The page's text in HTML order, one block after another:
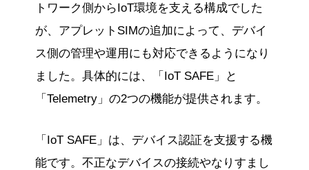
トワーク側からIoT環境を支える構成でした
が、アプレットSIMの追加によって、デバイ
ス側の管理や運用にも対応できるようになり
ました。具体的には、「IoT SAFE」と
「Telemetry」の2つの機能が提供されます。
「IoT SAFE」は、デバイス認証を支援する機
能です。不正なデバイスの接続やなりすまし